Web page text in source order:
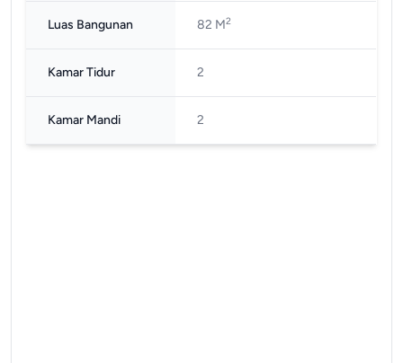
Luas Bangunan 82 M2
Kamar Tidur 2
Kamar Mandi 2